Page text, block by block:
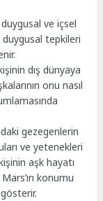
ve içsel
duygusal tepkileri
dış dünyaya
onu nasıl
gezegenlerin
ve yetenekleri
aşk hayatı
konumu